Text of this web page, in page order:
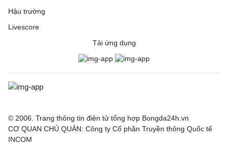
Hậu trường
Livescore
Tải ứng dụng
© 2006. Trang thông tin điện tử tổng hợp Bongda24h.vn
CƠ QUAN CHỦ QUẢN: Công ty Cổ phần Truyền thông Quốc tế
INCOM